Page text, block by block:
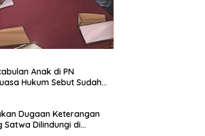
Anak di PN
Hukum Sebut Sudah
Dugaan Keterangan
Satwa Dilindungi di